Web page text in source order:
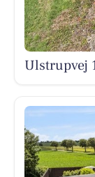
Ulstrupvej